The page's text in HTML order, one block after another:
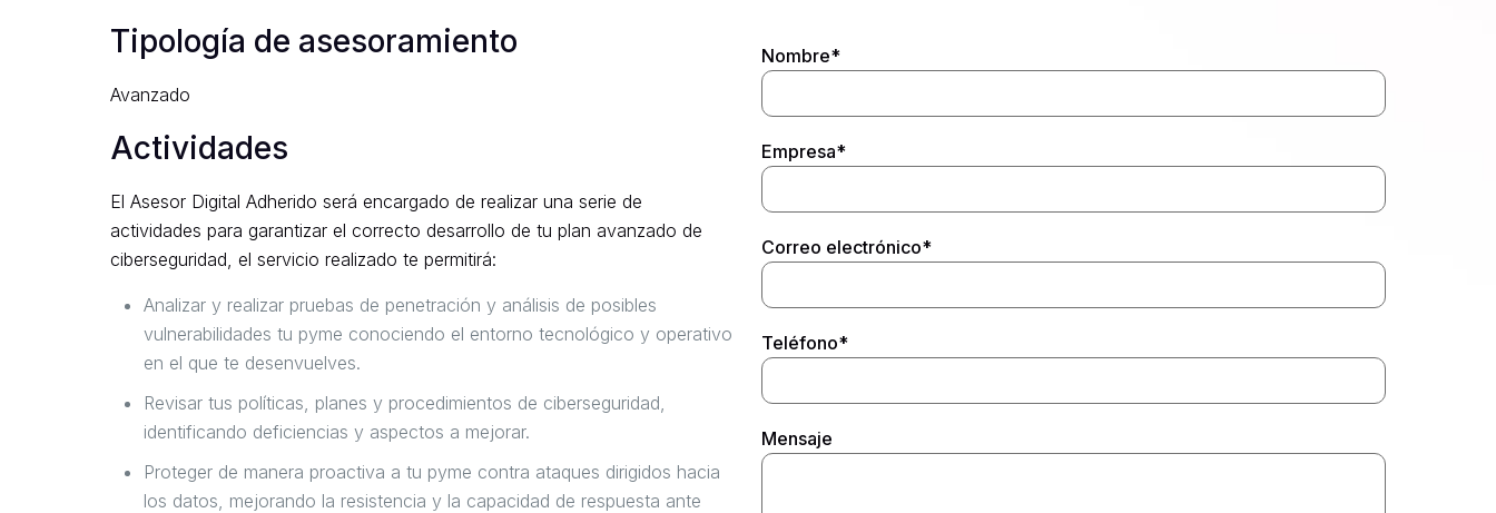
Tipología de asesoramiento
Avanzado
Actividades
El Asesor Digital Adherido será encargado de realizar una serie de
actividades para garantizar el correcto desarrollo de tu plan avanzado de
ciberseguridad, el servicio realizado te permitirá:
Analizar y realizar pruebas de penetración y análisis de posibles
vulnerabilidades tu pyme conociendo el entorno tecnológico y operativo
en el que te desenvuelves.
Revisar tus políticas, planes y procedimientos de ciberseguridad,
identificando deficiencias y aspectos a mejorar.
Proteger de manera proactiva a tu pyme contra ataques dirigidos hacia
los datos, mejorando la resistencia y la capacidad de respuesta ante
Nombre*
Empresa*
Correo electrónico*
Teléfono*
Mensaje